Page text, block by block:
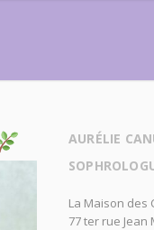
AURÉLIE
La Maison des
77 ter rue Jean